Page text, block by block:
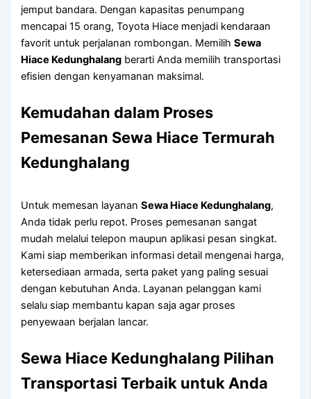
jemput bandara. Dengan kapasitas penumpang
mencapai 15 orang, Toyota Hiace menjadi kendaraan
favorit untuk perjalanan rombongan. MemilihSewa
Hiace Kedunghalang berarti Anda memilih transportasi
efisien dengan kenyamanan maksimal.
Kemudahan dalam Proses
Pemesanan Sewa Hiace Termurah
Kedunghalang
Untuk memesan layananSewa Hiace Kedunghalang,
Anda tidak perlu repot. Proses pemesanan sangat
mudah melalui telepon maupun aplikasi pesan singkat.
Kami siap memberikan informasi detail mengenai harga,
ketersediaan armada, serta paket yang paling sesuai
dengan kebutuhan Anda. Layanan pelanggan kami
selalu siap membantu kapan saja agar proses
penyewaan berjalan lancar.
Sewa Hiace Kedunghalang Pilihan
Transportasi Terbaik untuk Anda